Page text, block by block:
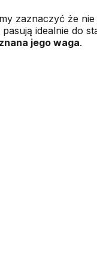
zaznaczyć że
idealnie do
jego waga.